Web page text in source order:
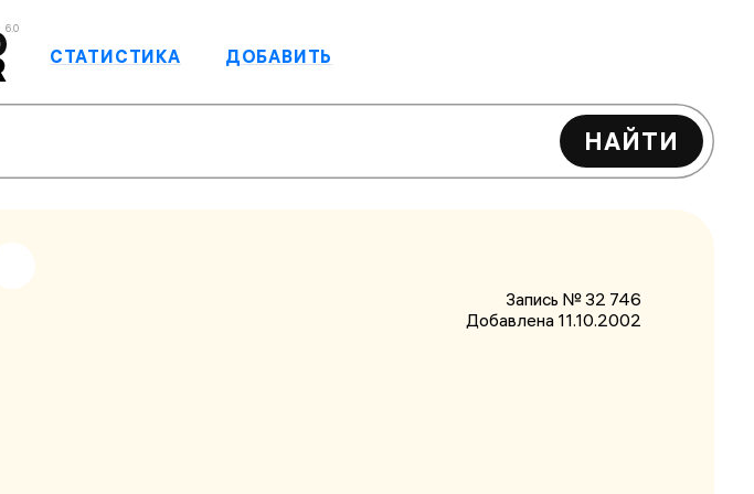
6.0
СТАТИСТИКА ДОБАВИТЬ
НАЙТИ
Запись № 32 746
Добавлена 11.10.2002